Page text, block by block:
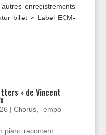
enregistrements
billet « Label ECM-
» de Vincent
|Chorus ,Tempo
piano racontent